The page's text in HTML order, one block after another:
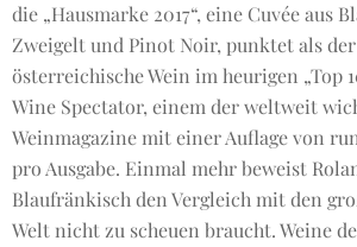
die „Hausmarke 2017“, eine Cuvée aus
Zweigelt und Pinot Noir, punktet als
österreichische Wein im heurigen „Top
Wine Spectator, einem der weltweit
Weinmagazine mit einer Auflage von
pro Ausgabe. Einmal mehr beweist
Blaufränkisch den Vergleich mit den
Welt nicht zu scheuen braucht. Weine